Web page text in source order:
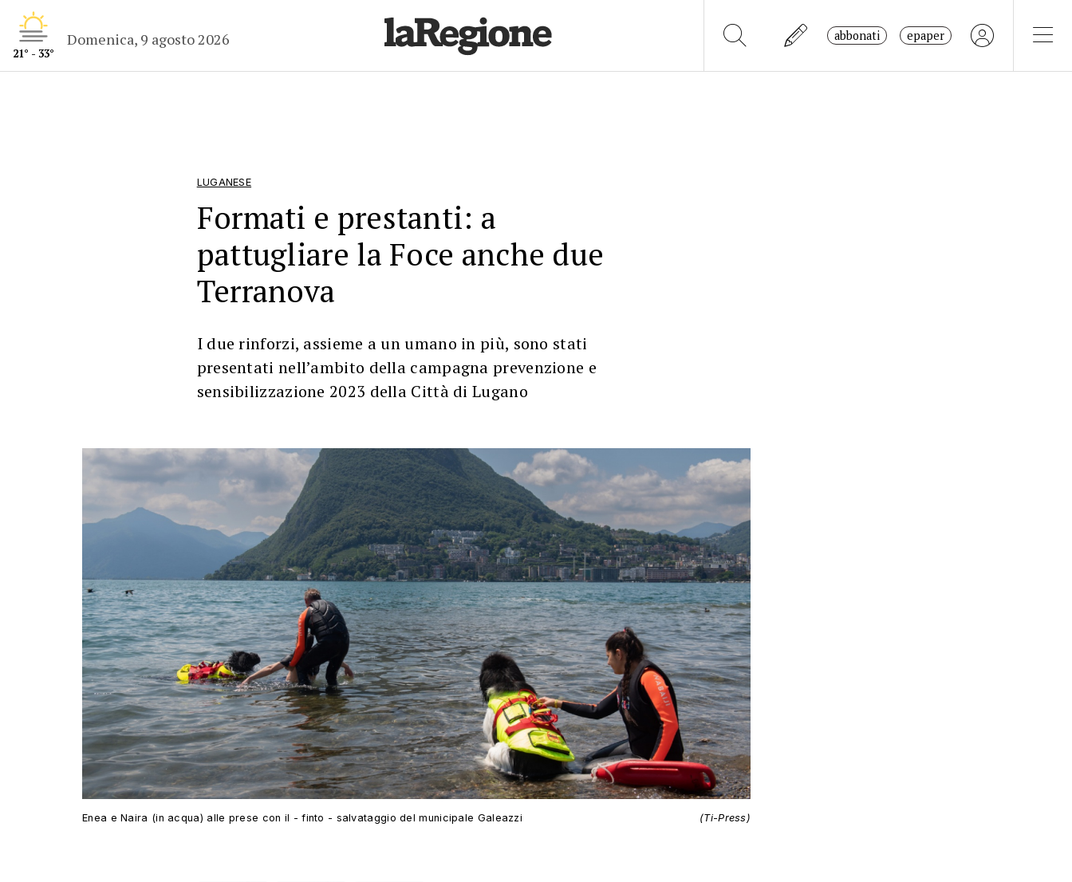
21° - 33°
Domenica, 9 agosto 2026 abbonati epaper
LUGANESE
Formati e prestanti: a
pattugliare la Foce anche due
Terranova
I due rinforzi, assieme a un umano in più, sono stati
presentati nell’ambito della campagna prevenzione e
sensibilizzazione 2023 della Città di Lugano
Enea e Naira (in acqua) alle prese con il - finto - salvataggio del municipale Galeazzi (Ti-Press)